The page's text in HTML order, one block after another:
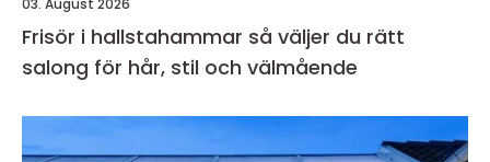
03. August 2026
Frisör i hallstahammar så väljer du rätt
salong för hår, stil och välmående